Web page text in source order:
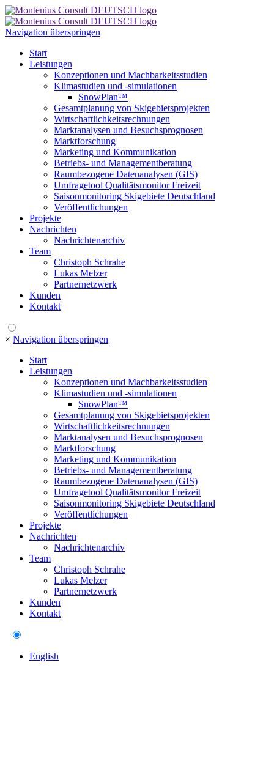
Navigation überspringen
Start
Leistungen
Konzeptionen und Machbarkeitsstudien
Klimastudien und -simulationen
SnowPlan™
Gesamtplanung von Skigebietsprojekten
Wirtschaftlichkeitsrechnungen
Marktanalysen und Besuchsprognosen
Marktforschung
Marketing und Kommunikation
Betriebs- und Managementberatung
Raumbezogene Datenanalysen (GIS)
Umfragetool Qualitätsmonitor Freizeit
Saisonmonitoring Skigebiete Deutschland
Veröffentlichungen
Projekte
Nachrichten
Nachrichtenarchiv
Team
Christoph Schrahe
Lukas Melzer
Partnernetzwerk
Kunden
Kontakt
× Navigation überspringen
Start
Leistungen
Konzeptionen und Machbarkeitsstudien
Klimastudien und -simulationen
SnowPlan™
Gesamtplanung von Skigebietsprojekten
Wirtschaftlichkeitsrechnungen
Marktanalysen und Besuchsprognosen
Marktforschung
Marketing und Kommunikation
Betriebs- und Managementberatung
Raumbezogene Datenanalysen (GIS)
Umfragetool Qualitätsmonitor Freizeit
Saisonmonitoring Skigebiete Deutschland
Veröffentlichungen
Projekte
Nachrichten
Nachrichtenarchiv
Team
Christoph Schrahe
Lukas Melzer
Partnernetzwerk
Kunden
Kontakt
English